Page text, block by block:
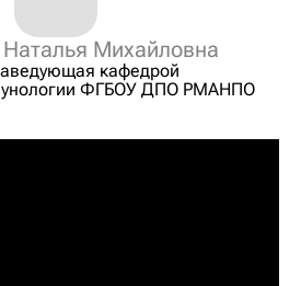
Михайловна
кафедрой
ФГБОУ ДПО РМАНПО